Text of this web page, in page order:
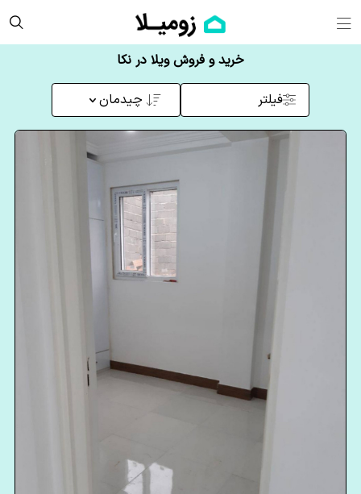
خرید و فروش ویلا در نکا
فیلتر چیدمان